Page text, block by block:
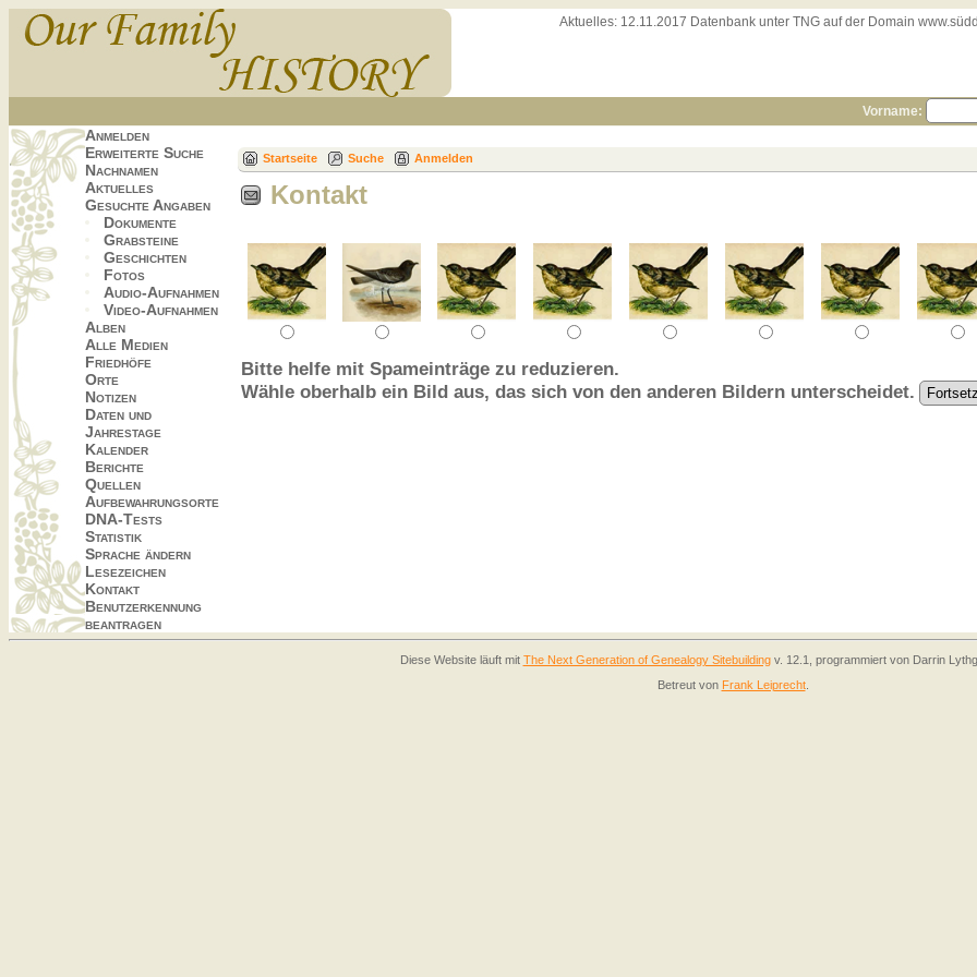
Aktuelles: 12.11.2017 Datenbank unter TNG auf der Domain
Vorname:
Anmelden
Erweiterte Suche
Nachnamen
Aktuelles
Gesuchte Angaben
Dokumente
Grabsteine
Geschichten
Fotos
Audio-Aufnahmen
Video-Aufnahmen
Alben
Alle Medien
Friedhöfe
Orte
Notizen
Daten und
Jahrestage
Kalender
Berichte
Quellen
Aufbewahrungsorte
DNA-Tests
Statistik
Sprache ändern
Lesezeichen
Kontakt
Benutzerkennung
beantragen
Startseite Suche Anmelden
Kontakt
Bitte helfe mit Spameinträge zu reduzieren.
Wähle oberhalb ein Bild aus, das sich von den anderen Bildern unterscheidet.
Diese Website läuft mit The Next Generation of Genealogy Sitebuildingv. 12.1, programmiert von Darrin
Betreut von Frank Leiprecht.